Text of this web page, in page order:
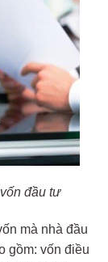
đầu tư
mà nhà đầu
gồm: vốn điều